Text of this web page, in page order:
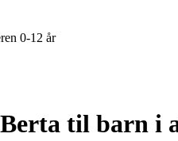
0-12 år
til barn i